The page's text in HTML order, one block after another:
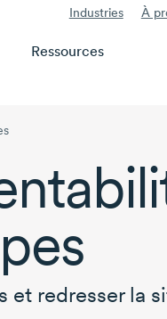
Industries À
Ressources
et redresser la